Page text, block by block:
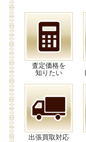
査定価格を
知りたい
出張買取対応